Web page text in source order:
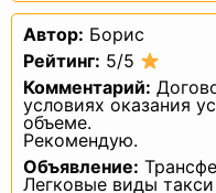
Автор: Борис
Рейтинг: 5/5
Комментарий:
условиях оказания
объеме.
Рекомендую.
Объявление:
Легковые виды такси
—
доступ)
прекратить
и случаях,
о
—
4. Основные